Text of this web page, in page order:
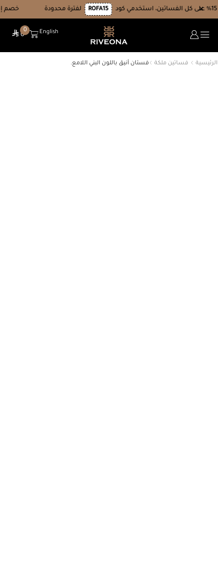
×
ROFA15 لفترة محدودة خصم إضافي 15% على كل الفساتين، استخدمي كود
0
⃁0 English
الرئيسية فساتين ملكة فستان أنيق باللون البني اللامع.